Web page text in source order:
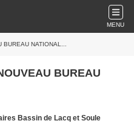
MENU
NATIONAL...
Bassin de Lacq et Soule